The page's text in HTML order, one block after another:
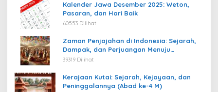
Kalender Jawa Desember 2025: Weton,
Pasaran, dan Hari Baik
60553 Dilihat
Zaman Penjajahan di Indonesia: Sejarah,
Dampak, dan Perjuangan Menuju
Kemerdekaan
39319 Dilihat
Kerajaan Kutai: Sejarah, Kejayaan, dan
Peninggalannya (Abad ke-4 M)